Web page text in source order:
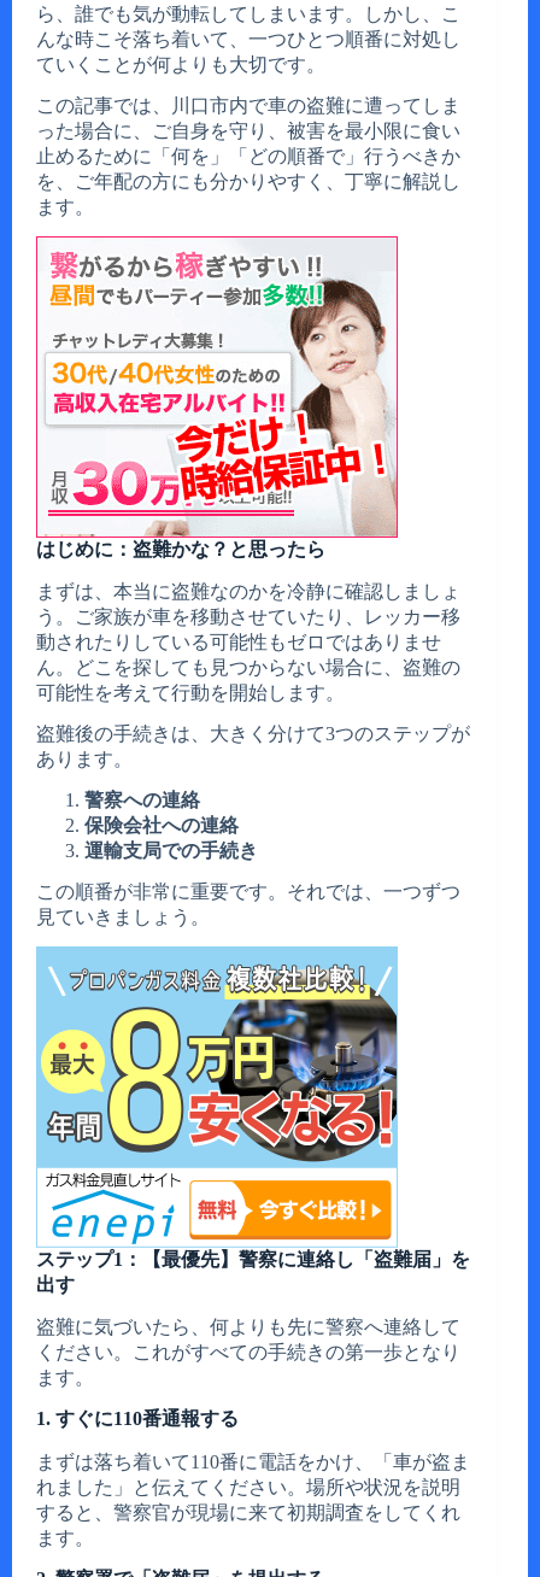
ら、誰でも気が動転してしまいます。しかし、こ
んな時こそ落ち着いて、一つひとつ順番に対処し
ていくことが何よりも大切です。
この記事では、川口市内で車の盗難に遭ってしま
った場合に、ご自身を守り、被害を最小限に食い
止めるために「何を」「どの順番で」行うべきか
を、ご年配の方にも分かりやすく、丁寧に解説し
ます。
はじめに：盗難かな？と思ったら
まずは、本当に盗難なのかを冷静に確認しましょ
う。ご家族が車を移動させていたり、レッカー移
動されたりしている可能性もゼロではありませ
ん。どこを探しても見つからない場合に、盗難の
可能性を考えて行動を開始します。
盗難後の手続きは、大きく分けて3つのステップが
あります。
警察への連絡
保険会社への連絡
運輸支局での手続き
この順番が非常に重要です。それでは、一つずつ
見ていきましょう。
ステップ1：【最優先】警察に連絡し「盗難届」を
出す
盗難に気づいたら、何よりも先に警察へ連絡して
ください。これがすべての手続きの第一歩となり
ます。
1. すぐに110番通報する
まずは落ち着いて110番に電話をかけ、「車が盗ま
れました」と伝えてください。場所や状況を説明
すると、警察官が現場に来て初期調査をしてくれ
ます。